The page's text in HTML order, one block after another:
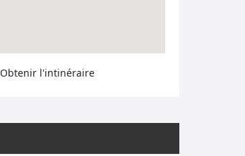
Obtenir l'intinéraire